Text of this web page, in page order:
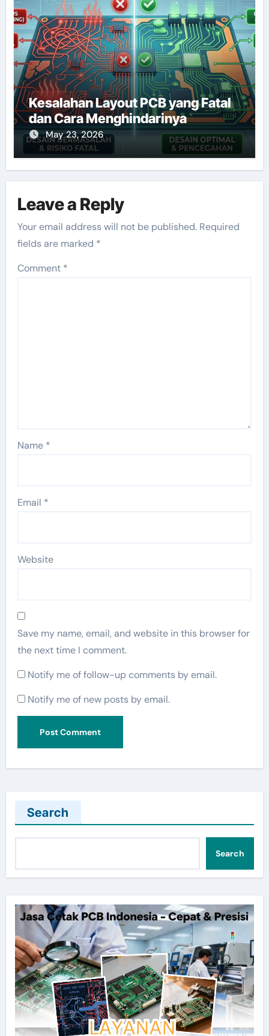
Kesalahan Layout PCB yang Fatal
dan Cara Menghindarinya
May 23, 2026
Leave a Reply
Your email address will not be published. Required
fields are marked *
Comment *
Name *
Email *
Website
Save my name, email, and website in this browser for
the next time I comment.
Notify me of follow-up comments by email.
Notify me of new posts by email.
Search
Search